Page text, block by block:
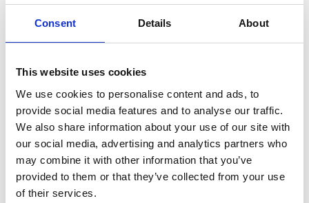
Consent Details About
This website uses cookies
We use cookies to personalise content and ads, to
provide social media features and to analyse our traffic.
We also share information about your use of our site with
our social media, advertising and analytics partners who
may combine it with other information that you’ve
provided to them or that they’ve collected from your use
of their services.
Type Aqualine 2700